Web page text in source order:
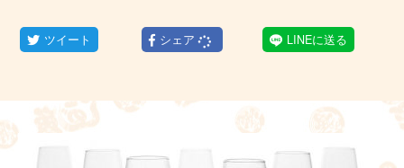
ツイート シェア LINEに送る